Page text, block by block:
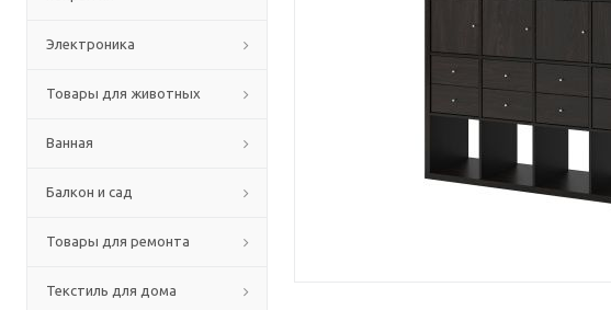
Электроника
Товары для животных
Ванная
Балкон и сад
Товары для ремонта
Текстиль для дома